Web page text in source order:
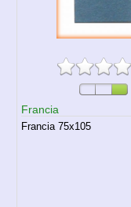
Francia
Francia 75x105